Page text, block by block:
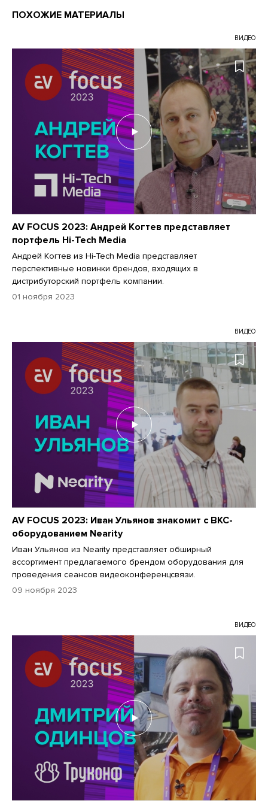
ПОХОЖИЕ МАТЕРИАЛЫ
ВИДЕО
AV FOCUS 2023: Андрей Когтев представляет
портфель Hi-Tech Media
Андрей Когтев из Hi-Tech Media представляет
перспективные новинки брендов, входящих в
дистрибуторский портфель компании.
01 ноября 2023
ВИДЕО
AV FOCUS 2023: Иван Ульянов знакомит с ВКС-
оборудованием Nearity
Иван Ульянов из Nearity представляет обширный
ассортимент предлагаемого брендом оборудования для
проведения сеансов видеоконференцсвязи.
09 ноября 2023
ВИДЕО